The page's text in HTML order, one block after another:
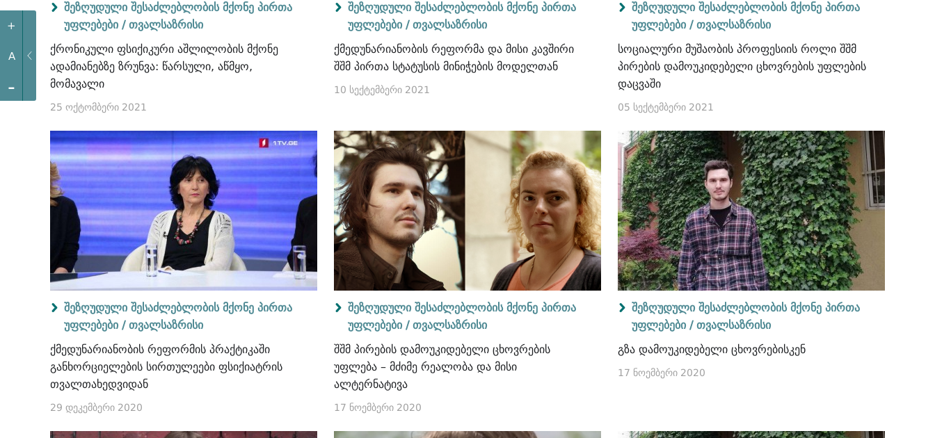
+
A
-
შეზღუდული შესაძლებლობის მქონე პირთა
უფლებები / თვალსაზრისი
ქრონიკული ფსიქიკური აშლილობის მქონე
ადამიანებზე ზრუნვა: წარსული, აწმყო,
მომავალი
25 ოქტომბერი 2021
შეზღუდული შესაძლებლობის მქონე პირთა
უფლებები / თვალსაზრისი
ქმედუნარიანობის რეფორმა და მისი კავშირი
შშმ პირთა სტატუსის მინიჭების მოდელთან
10 სექტემბერი 2021
შეზღუდული შესაძლებლობის მქონე პირთა
უფლებები / თვალსაზრისი
სოციალური მუშაობის პროფესიის როლი შშმ
პირების დამოუკიდებელი ცხოვრების უფლების
დაცვაში
05 სექტემბერი 2021
შეზღუდული შესაძლებლობის მქონე პირთა
უფლებები / თვალსაზრისი
ქმედუნარიანობის რეფორმის პრაქტიკაში
განხორციელების სირთულეები ფსიქიატრის
თვალთახედვიდან
29 დეკემბერი 2020
შეზღუდული შესაძლებლობის მქონე პირთა
უფლებები / თვალსაზრისი
შშმ პირების დამოუკიდებელი ცხოვრების
უფლება – მძიმე რეალობა და მისი
ალტერნატივა
17 ნოემბერი 2020
შეზღუდული შესაძლებლობის მქონე პირთა
უფლებები / თვალსაზრისი
გზა დამოუკიდებელი ცხოვრებისკენ
17 ნოემბერი 2020